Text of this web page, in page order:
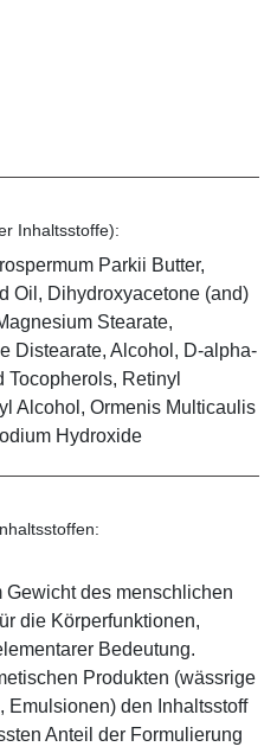
Inhaltsstoffe):
Parkii Butter,
Oil, Dihydroxyacetone (and)
Stearate,
Distearate, Alcohol, D-alpha-
Tocopherols, Retinyl
Alcohol, Ormenis Multicaulis
Hydroxide
Gewicht des menschlichen
die Körperfunktionen,
Bedeutung.
Produkten (wässrige
Emulsionen) den Inhaltsstoff
Anteil der Formulierung